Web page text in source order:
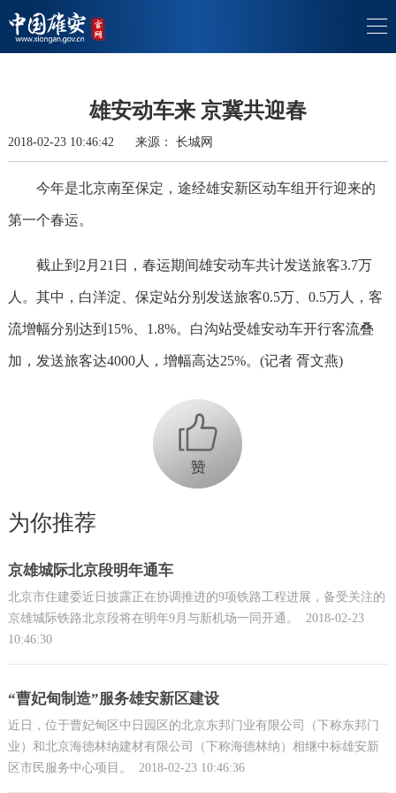
雄安动车来 京冀共迎春
2018-02-23 10:46:42 来源： 长城网
今年是北京南至保定，途经雄安新区动车组开行迎来的
第一个春运。
截止到2月21日，春运期间雄安动车共计发送旅客3.7万
人。其中，白洋淀、保定站分别发送旅客0.5万、0.5万人，客
流增幅分别达到15%、1.8%。白沟站受雄安动车开行客流叠
加，发送旅客达4000人，增幅高达25%。(记者 胥文燕)
+1
为你推荐
京雄城际北京段明年通车
北京市住建委近日披露正在协调推进的9项铁路工程进展，备受关注的
京雄城际铁路北京段将在明年9月与新机场一同开通。
2018-02-23
10:46:30
“曹妃甸制造”服务雄安新区建设
近日，位于曹妃甸区中日园区的北京东邦门业有限公司（下称东邦门
业）和北京海德林纳建材有限公司（下称海德林纳）相继中标雄安新
区市民服务中心项目。
2018-02-23 10:46:36